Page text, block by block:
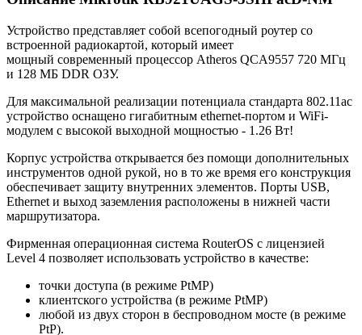
Устройство представляет собой всепогодный роутер со
встроенной радиокартой, который имеет
мощный современный процессор Atheros QCA9557 720 МГц
и 128 МБ DDR ОЗУ.
Для максимальной реализации потенциала стандарта 802.11ac
устройство оснащено гигабитным ethernet-портом и WiFi-
модулем с высокой выходной мощностью - 1.26 Вт!
Корпус устройства открывается без помощи дополнительных
инструментов одной рукой, но в то же время его конструкция
обеспечивает защиту внутренних элементов. Порты USB,
Ethernet и выход заземления расположены в нижней части
маршрутизатора.
Фирменная операционная система RouterOS с лицензией
Level 4 позволяет использовать устройство в качестве:
точки доступа (в режиме PtMP)
клиентского устройства (в режиме PtMP)
любой из двух сторон в беспроводном мосте (в режиме
PtP).